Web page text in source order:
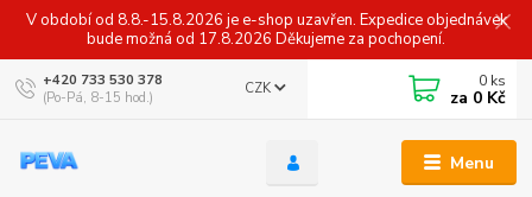
V období od 8.8.-15.8.2026 je e-shop uzavřen. Expedice objednávek
bude možná od 17.8.2026 Děkujeme za pochopení.
Menu
CZK
+420 733 530 378
(Po-Pá, 8-15 hod.)
0 ks
za 0 Kč